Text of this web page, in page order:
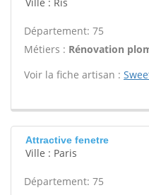
Département: 75
Métiers : Rénovation
Voir la fiche artisan :
Attractive fenetre
Ville : Paris
Département: 75